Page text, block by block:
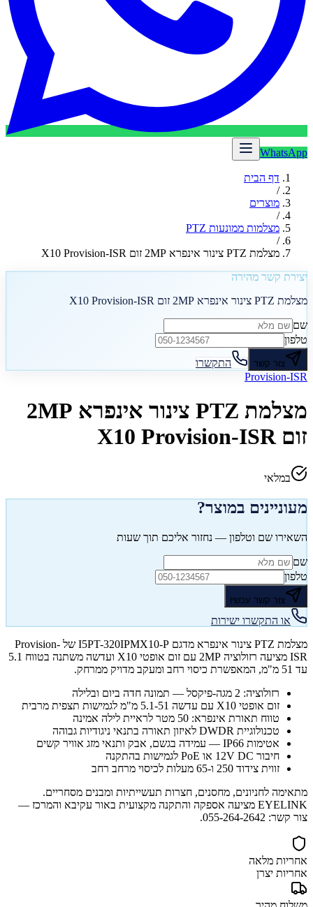
WhatsApp
דף הבית
/
מוצרים
/
מצלמות ממונעות PTZ
/
מצלמת PTZ צינור אינפרא 2MP זום X10 Provision-ISR
יצירת קשר מהירה
מצלמת PTZ צינור אינפרא 2MP זום X10 Provision-ISR
שם
טלפון
צור קשר
התקשרו
Provision-ISR
מצלמת PTZ צינור אינפרא 2MP
זום X10 Provision-ISR
במלאי
מעוניינים במוצר?
השאירו שם וטלפון — נחזור אליכם תוך שעות
שם
טלפון
צור קשר עכשיו
או התקשרו ישירות
מצלמת PTZ צינור אינפרא מדגם I5PT-320IPMX10-P של Provision-
ISR מציעה רזולוציה 2MP עם זום אופטי X10 ועדשה משתנה בטווח 5.1
עד 51 מ"מ, המאפשרת כיסוי רחב ומעקב מדויק ממרחק.
רזולוציה: 2 מגה-פיקסל — תמונה חדה ביום ובלילה
זום אופטי X10 עם עדשה 5.1-51 מ"מ לגמישות תצפית מרבית
טווח תאורת אינפרא: 50 מטר לראיית לילה אמינה
טכנולוגיית DWDR לאיזון תאורה בתנאי ניגודיות גבוהה
אטימות IP66 — עמידה בגשם, אבק ותנאי מזג אוויר קשים
חיבור 12V DC או PoE לגמישות בהתקנה
זווית צידוד 250 ו-65 מעלות לכיסוי מרחב רחב
מתאימה לחניונים, מחסנים, חצרות תעשייתיות ומבנים מסחריים.
EYELINK מציעה אספקה והתקנה מקצועית באור עקיבא והמרכז —
צור קשר: 055-264-2642.
אחריות מלאה
אחריות יצרן